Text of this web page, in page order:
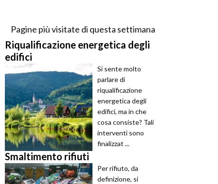
Pagine più visitate di questa settimana
Riqualificazione energetica degli
edifici
Si sente molto
parlare di
riqualificazione
energetica degli
edifici, ma in che
cosa consiste? Tali
interventi sono
finalizzat ...
Smaltimento rifiuti
Per rifiuto, da
definizione, si